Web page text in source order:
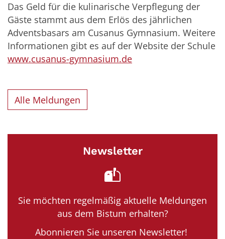
Das Geld für die kulinarische Verpflegung der
Gäste stammt aus dem Erlös des jährlichen
Adventsbasars am Cusanus Gymnasium. Weitere
Informationen gibt es auf der Website der Schule
www.cusanus-gymnasium.de
Alle Meldungen
Newsletter
Sie möchten regelmäßig aktuelle Meldungen
aus dem Bistum erhalten?
Abonnieren Sie unseren Newsletter!